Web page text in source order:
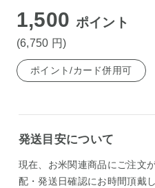
1,500 ポイント
(6,750 円)
ポイント/カード併用可
発送目安について
現在、お米関連商品にご注文
配・発送日確認にお時間頂戴